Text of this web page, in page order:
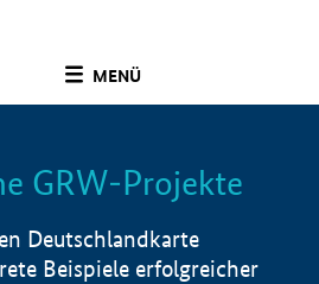
MENÜ
Info
GRW-Projekte
Deutschlandkarte
Beispiele erfolgreicher